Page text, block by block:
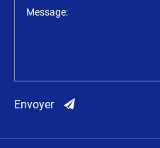
Message:
Envoyer